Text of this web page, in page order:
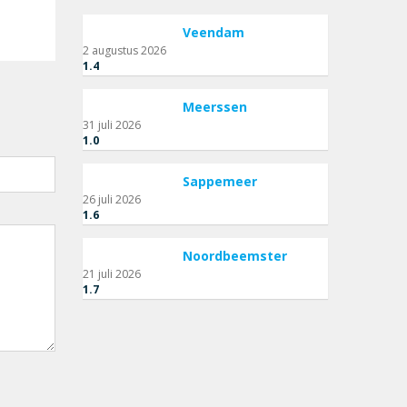
Veendam
2 augustus 2026
1.4
Meerssen
31 juli 2026
1.0
Sappemeer
26 juli 2026
1.6
Noordbeemster
21 juli 2026
1.7